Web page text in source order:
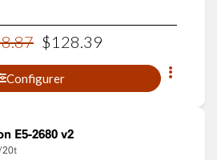
.87 $128 39
Configurer
E5-2680 v2
20t